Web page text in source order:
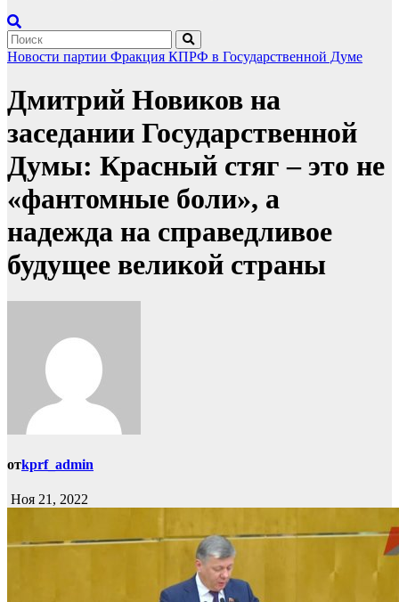
Новости партии Фракция КПРФ в Государственной Думе
Дмитрий Новиков на
заседании Государственной
Думы: Красный стяг – это не
«фантомные боли», а
надежда на справедливое
будущее великой страны
отkprf_admin
Ноя 21, 2022